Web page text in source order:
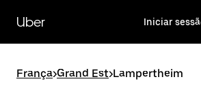
para
conteúdo
Uber Iniciar
França>Grand Est>Lampertheim